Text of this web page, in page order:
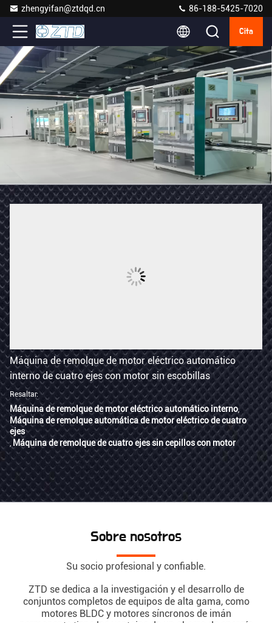
zhengyifan@ztdqd.cn 86-188-5425-7020
Cita
Máquina de remolque de motor eléctrico automático
interno de cuatro ejes con motor sin escobillas
Resaltar:
Máquina de remolque de motor eléctrico automático interno,
Máquina de remolque automática de motor eléctrico de cuatro
ejes
, Máquina de remolque de cuatro ejes sin cepillos con motor
Contacto ahora
Sobre nosotros
Su socio profesional y confiable.
ZTD se dedica a la investigación y el desarrollo de
conjuntos completos de equipos de alta gama, como
motores BLDC y motores síncronos de imán